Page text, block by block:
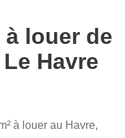
louer de
Le Havre
à louer au Havre,